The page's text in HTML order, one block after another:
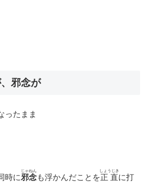
邪念が
ったまま
時に邪念
じゃねん
も浮かんだことを正直
しょうじき
に打